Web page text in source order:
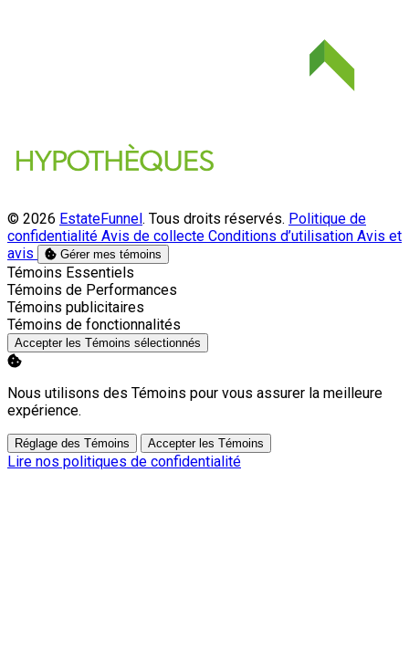
© 2026 EstateFunnel. Tous droits réservés. Politique de
confidentialité Avis de collecte Conditions d’utilisation Avis et
avis
Gérer mes témoins
Activer
Témoins Essentiels
Activer
Témoins de Performances
Activer
Témoins publicitaires
Activer
Témoins de fonctionnalités
Accepter les Témoins sélectionnés
Nous utilisons des Témoins pour vous assurer la meilleure
expérience.
Réglage des Témoins Accepter les Témoins
Lire nos politiques de confidentialité